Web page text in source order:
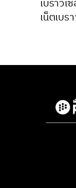
เบราวเ
เน็ตเบ